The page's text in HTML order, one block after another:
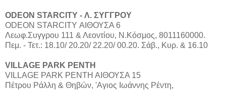
ODEON STARCITY - Λ. ΣΥΓΓΡΟΥ
ODEON STARCITY ΑΙΘΟΥΣΑ 6
Λεωφ.Συγγρου 111 & Λεοντίου, Ν.Κόσμος, 8011160000.
Πεμ. - Τετ.: 18.10/ 20.20/ 22.20/ 00.20. Σάβ., Κυρ. & 16.10
VILLAGE PARK ΡΕΝΤΗ
VILLAGE PARK ΡΕΝΤΗ ΑΙΘΟΥΣΑ 15
Πέτρου Ράλλη & Θηβών, 'Αγιος Ιωάννης Ρέντη,